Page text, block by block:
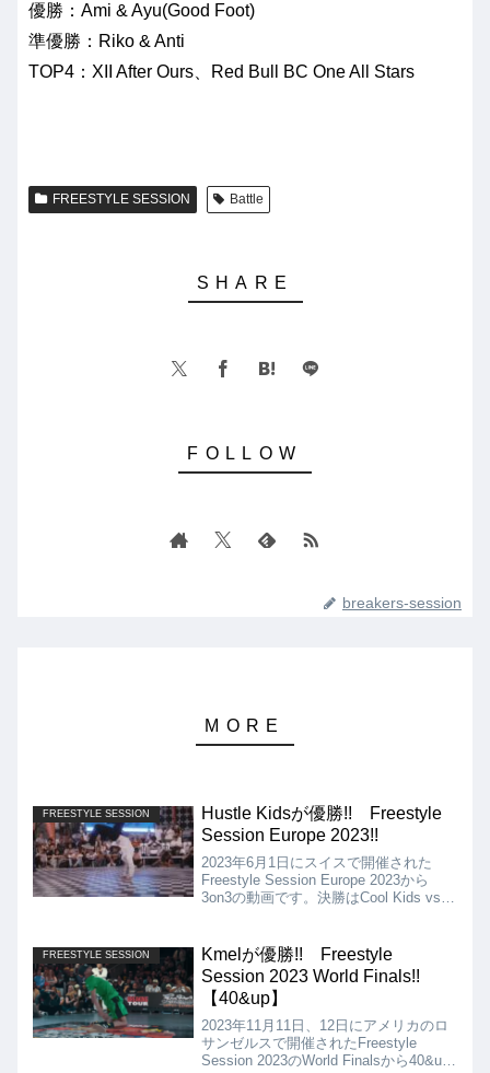
優勝：Ami & Ayu(Good Foot)
準優勝：Riko & Anti
TOP4：XII After Ours、Red Bull BC One All Stars
FREESTYLE SESSION Battle
breakers-session
FREESTYLE SESSION
Hustle Kidsが優勝!! Freestyle
Session Europe 2023!!
2023年6月1日にスイスで開催された
Freestyle Session Europe 2023から
3on3の動画です。決勝はCool Kids vs
Kidsも安定感とスキルの応酬で応戦!!
FREESTYLE SESSION
Kmelが優勝!! Freestyle
Session 2023 World Finals!!
【40&up】
2023年11月11日、12日にアメリカのロ
サンゼルスで開催されたFreestyle
Session 2023のWorld Finalsから40&up